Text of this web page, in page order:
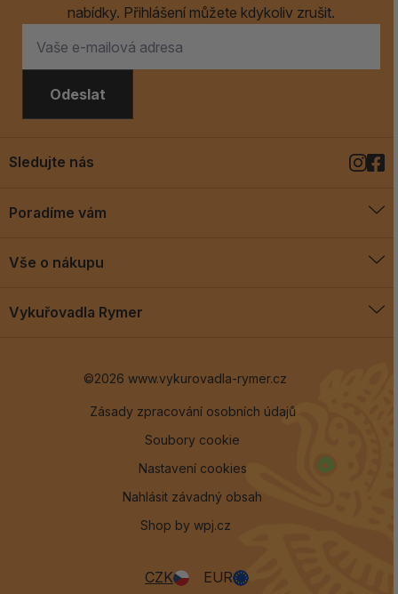
nabídky. Přihlášení můžete kdykoliv zrušit.
Odeslat
Poradíme vám
Blog
Vše o nákupu
Vykuřovadla Rymer
Sledujte nás
©2026 www.vykurovadla-rymer.cz
Zásady zpracování osobních údajů
Soubory cookie
Nastavení cookies
Nahlásit závadný obsah
Shop by wpj.cz
CZK EUR